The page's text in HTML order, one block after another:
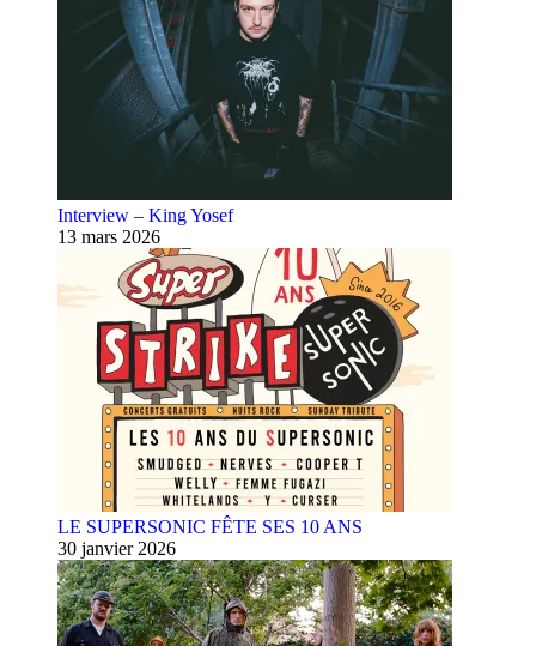
Interview – King Yosef
13 mars 2026
LE SUPERSONIC FÊTE SES 10 ANS
30 janvier 2026